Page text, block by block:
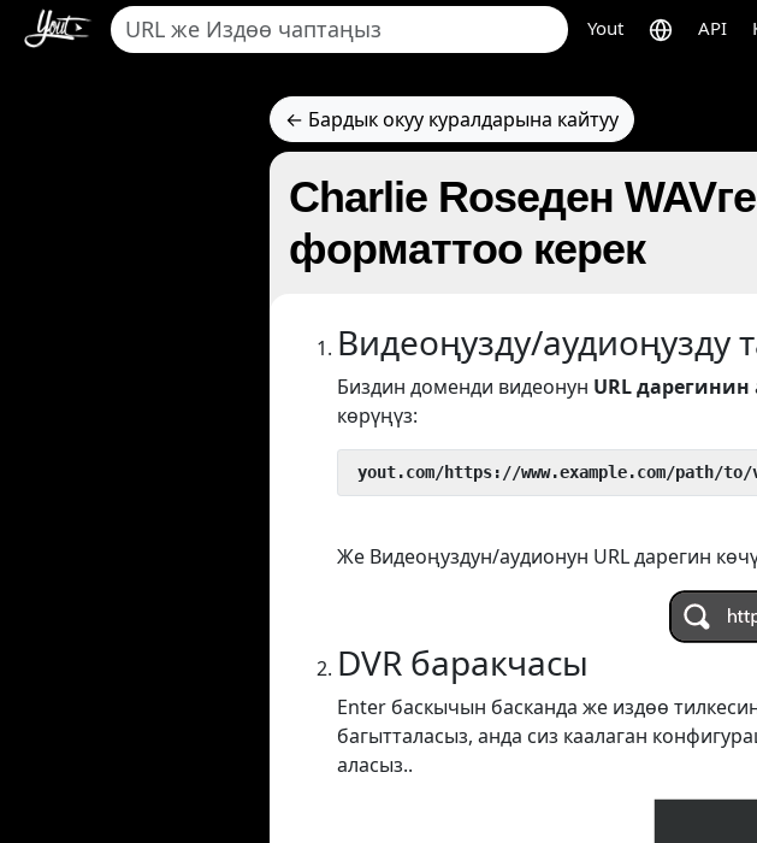
Yout API
← Бардык окуу куралдарына кайтуу
Charlie Roseден
форматтоо керек
Видеоңузду/аудиоңузду
Биздин доменди видеонун URL дарегинин
көрүңүз:
yout.com/https://www.example.com/path/to/
Же Видеоңуздун/аудионун URL дарегин
DVR баракчасы
Enter баскычын басканда же издөө
багытталасыз, анда сиз каалаган
аласыз..